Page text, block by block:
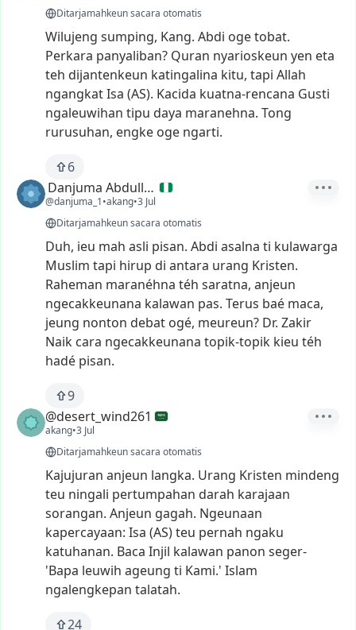
Ditarjamahkeun sacara otomatis
Wilujeng sumping, Kang. Abdi ogetobat.
Perkara panyaliban? Quran nyarioskeun yen eta
teh dijantenkeun katingalina kitu, tapi Allah
ngangkatIsa (AS). Kacida kuatna-rencana Gusti
ngaleuwihan tipu daya maranehna. Tong
rurusuhan, engke oge ngarti.
6
Danjuma Abdullahi
@danjuma_1•akang•3 Jul
Ditarjamahkeun sacara otomatis
Duh, ieu mah asli pisan. Abdi asalna ti kulawarga
Muslim tapi hirup di antara urang Kristen.
Raheman maranéhna téh saratna, anjeun
ngecakkeunana kalawan pas. Terus baé maca,
jeung nonton debat ogé, meureun? Dr. Zakir
Naik cara ngecakkeunana topik-topik kieu téh
hadé pisan.
9
@desert_wind261
akang•3 Jul
Ditarjamahkeun sacara otomatis
Kajujuran anjeun langka. Urang Kristen mindeng
teu ningali pertumpahan darah karajaan
sorangan. Anjeun gagah. Ngeunaan
kapercayaan: Isa (AS)teu pernah ngaku
katuhanan. Baca Injil kalawan panon seger-
'Bapa leuwih ageung ti Kami.' Islam
ngalengkepan talatah.
24